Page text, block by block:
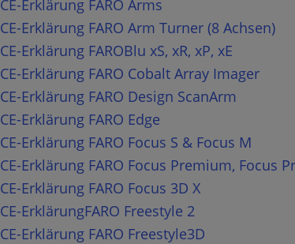
CE-Erklärung FARO Arms
CE-Erklärung FARO Arm Turner (8 Achsen)
CE-Erklärung FAROBlu xS, xR, xP, xE
CE-Erklärung FARO Cobalt Array Imager
CE-Erklärung FARO Design ScanArm
CE-Erklärung FARO Edge
CE-Erklärung FARO Focus S & Focus M
CE-Erklärung FARO Focus Premium, Focus
CE-Erklärung FARO Focus 3D X
CE-ErklärungFARO Freestyle 2
CE-Erklärung FARO Freestyle3D